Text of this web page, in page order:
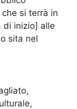
che si terrà in
di inizio] alle
sita nel